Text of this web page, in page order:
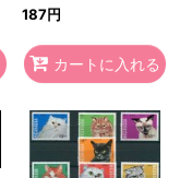
187円
カートに入れる